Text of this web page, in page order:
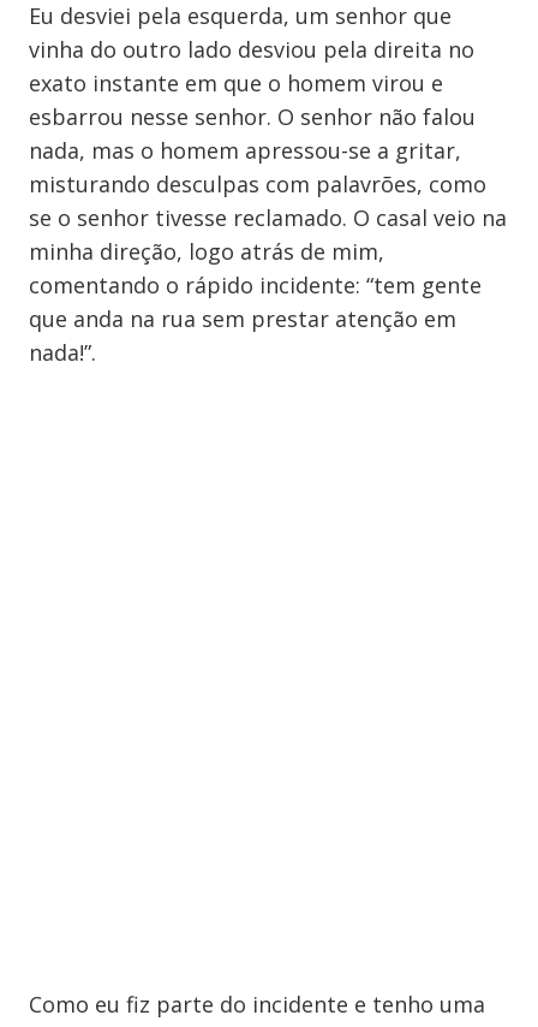
Eu desviei pela esquerda, um senhor que
vinha do outro lado desviou pela direita no
exato instante em que o homem virou e
esbarrou nesse senhor. O senhor não falou
nada, mas o homem apressou-se a gritar,
misturando desculpas com palavrões, como
se o senhor tivesse reclamado. O casal veio na
minha direção, logo atrás de mim,
comentando o rápido incidente: “tem gente
que anda na rua sem prestar atenção em
nada!”.
Como eu fiz parte do incidente e tenho uma